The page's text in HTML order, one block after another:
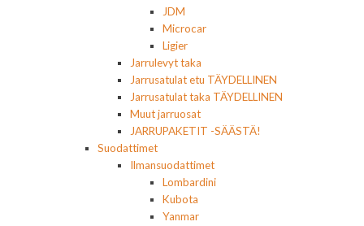
JDM
Microcar
Ligier
Jarrulevyt taka
Jarrusatulat etu TÄYDELLINEN
Jarrusatulat taka TÄYDELLINEN
Muut jarruosat
JARRUPAKETIT -SÄÄSTÄ!
Suodattimet
Ilmansuodattimet
Lombardini
Kubota
Yanmar